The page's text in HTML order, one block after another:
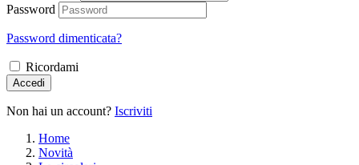
Password
Password dimenticata?
Ricordami
Accedi
Non hai un account? Iscriviti
Home
Novità